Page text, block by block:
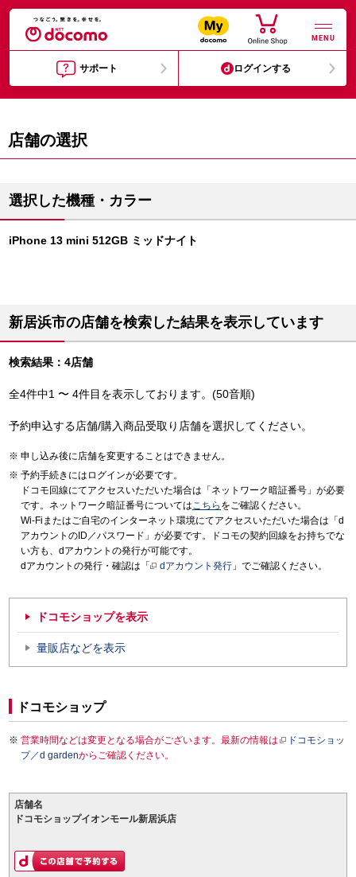
MENU
サポート ログインする
店舗の選択
選択した機種・カラー
iPhone 13 mini 512GB ミッドナイト
新居浜市の店舗を検索した結果を表示しています
検索結果：4店舗
全4件中1 〜 4件目を表示しております。(50音順)
予約申込する店舗/購入商品受取り店舗を選択してください。
申し込み後に店舗を変更することはできません。
予約手続きにはログインが必要です。
ドコモ回線にてアクセスいただいた場合は「ネットワーク暗証番号」が必要
です。ネットワーク暗証番号についてはこちら をご確認ください。
Wi-Fiまたはご自宅のインターネット環境にてアクセスいただいた場合は「d
アカウントのID／パスワード」が必要です。ドコモの契約回線をお持ちでな
い方も、dアカウントの発行が可能です。
dアカウントの発行・確認は「
dアカウント発行 」でご確認ください。
ドコモショップを表示
量販店などを表示
ドコモショップ
営業時間などは変更となる場合がございます。最新の情報は
ドコモショッ
プ／d gardenからご確認ください。
店舗名
ドコモショップイオンモール新居浜店